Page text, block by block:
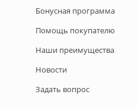
Бонусная программа
Помощь покупателю
Наши преимущества
Новости
Задать вопрос